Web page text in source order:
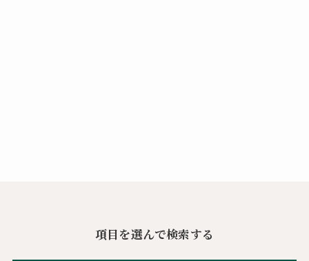
項目を選んで検索する